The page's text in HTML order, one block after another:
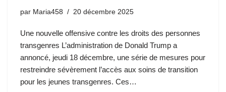
par Maria458 20 décembre 2025
Une nouvelle offensive contre les droits des personnes
transgenres L’administration de Donald Trump a
annoncé, jeudi 18 décembre, une série de mesures pour
restreindre sévèrement l’accès aux soins de transition
pour les jeunes transgenres. Ces…